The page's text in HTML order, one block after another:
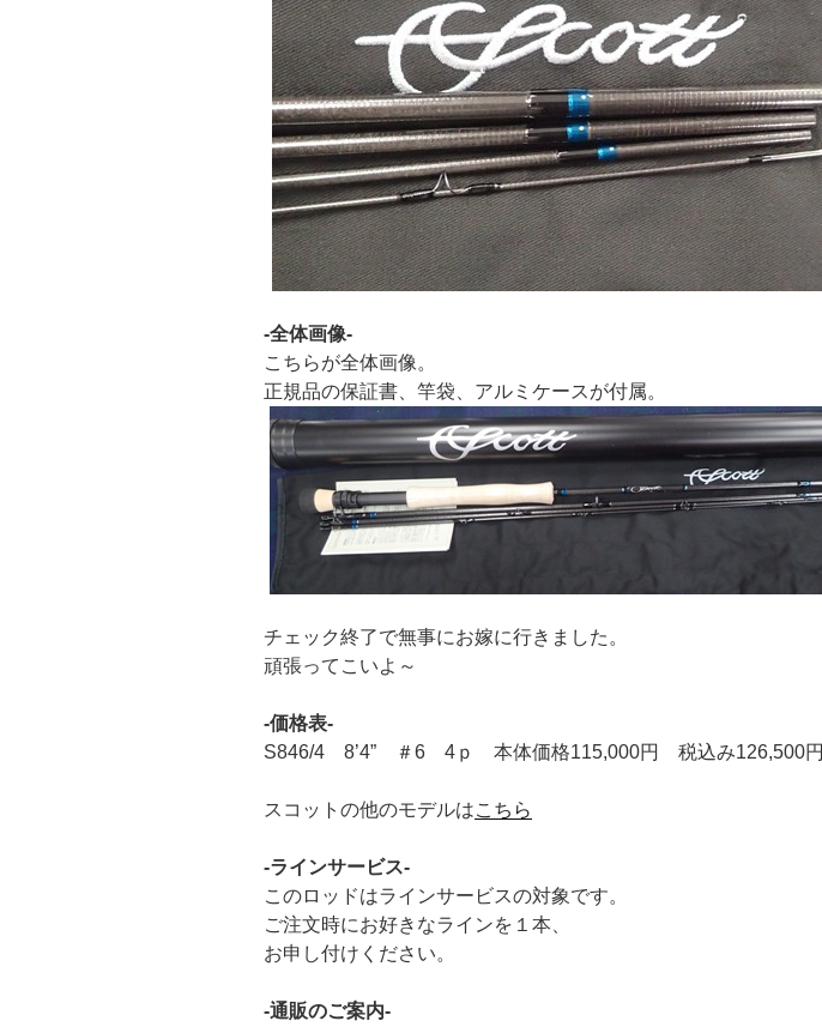
-全体画像-
こちらが全体画像。
正規品の保証書、竿袋、アルミケースが付属。
チェック終了で無事にお嫁に行きました。
頑張ってこいよ～
-価格表-
S846/4 8’4” ＃6 4ｐ 本体価格115,000円 税込み126,500円
スコットの他のモデルはこちら
-ラインサービス-
このロッドはラインサービスの対象です。
ご注文時にお好きなラインを１本、
お申し付けください。
-通販のご案内-